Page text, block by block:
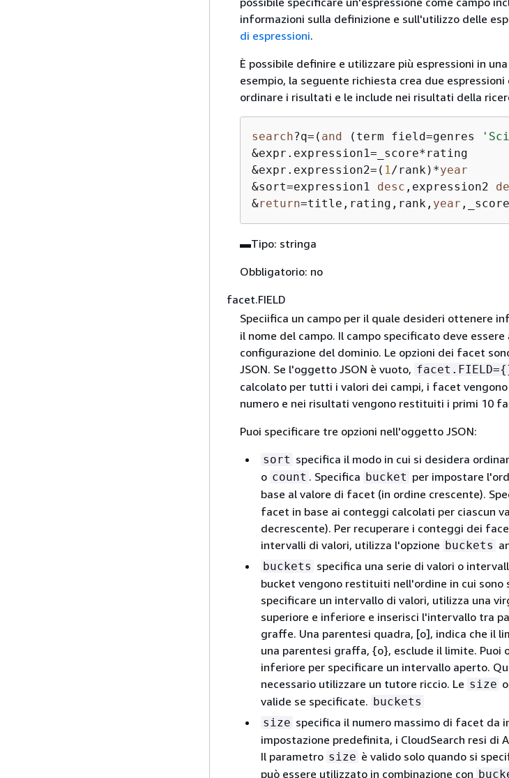
informazioni sulla definizione e sull'utilizzo delle
di espressioni.
È possibile definire e utilizzare più espressioni in
esempio, la seguente richiesta crea due
ordinare i risultati e le include nei risultati della
search?q= ( and (term field=genres
&expr.expression1= _score*
&expr.expression2= ( 1/rank) *year
&sort=expression1 desc ,expression2
&return=title,rating,rank, year
▬Tipo: stringa
Obbligatorio: no
facet.FIELD
Speciifica un campo per il quale desideri ottenere
il nome del campo. Il campo specificato deve
configurazione del dominio. Le opzioni dei facet
JSON. Se l'oggetto JSON è vuoto, facet.FIELD={
calcolato per tutti i valori dei campi, i facet
numero e nei risultati vengono restituiti i primi 10
Puoi specificare tre opzioni nell'oggetto JSON:
sort specifica il modo in cui si desidera
o count . Specifica bucket per impostare
base al valore di facet (in ordine crescente).
facet in base ai conteggi calcolati per ciascun
decrescente). Per recuperare i conteggi dei
intervalli di valori, utilizza l'opzione buckets
buckets specifica una serie di valori o
bucket vengono restituiti nell'ordine in cui sono
specificare un intervallo di valori, utilizza una
superiore e inferiore e inserisci l'intervallo tra
graffe. Una parentesi quadra, [o], indica che il
una parentesi graffa, {o}, esclude il limite. Puoi
inferiore per specificare un intervallo aperto.
necessario utilizzare un tutore riccio. Le size
valide se specificate. buckets
size specifica il numero massimo di facet da
impostazione predefinita, i CloudSearch resi di
Il parametro size è valido solo quando si
può essere utilizzato in combinazione con